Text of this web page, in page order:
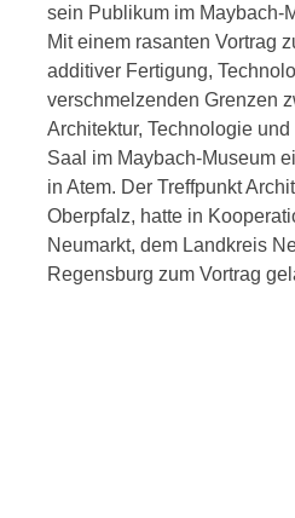
sein Publikum im Maybach-
Mit einem rasanten Vortrag
additiver Fertigung,
verschmelzenden Grenzen
Architektur, Technologie
Saal im Maybach-Museum
in Atem. Der Treffpunkt
Oberpfalz, hatte in
Neumarkt, dem Landkreis
Regensburg zum Vortrag